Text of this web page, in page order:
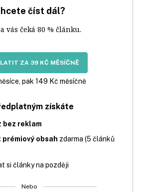
číst dál?
vás čeká 80 % článku.
ZA 39 KČ MĚSÍČNĚ
pak 149 Kč měsíčně
získáte
bez reklam
obsah zdarma (5 článků
si články na později
Nebo